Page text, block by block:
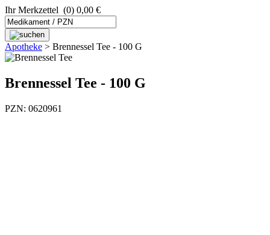
Ihr Merkzettel (0) 0,00 €
Apotheke > Brennessel Tee - 100 G
Brennessel Tee - 100 G
PZN: 0620961